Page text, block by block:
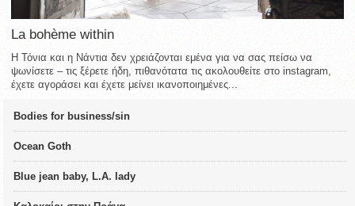
La bohème within
Η Τόνια και η Νάντια δεν χρειάζονται εμένα για να σας πείσω να
ψωνίσετε – τις ξέρετε ήδη, πιθανότατα τις ακολουθείτε στο instagram,
έχετε αγοράσει και έχετε μείνει ικανοποιημένες...
Bodies for business/sin
Ocean Goth
Blue jean baby, L.A. lady